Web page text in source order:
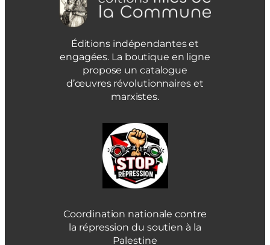
Éditions indépendantes et
engagées. La boutique en ligne
propose un catalogue
d’œuvres révolutionnaires et
marxistes.
Coordination nationale contre
la répression du soutien à la
Palestine